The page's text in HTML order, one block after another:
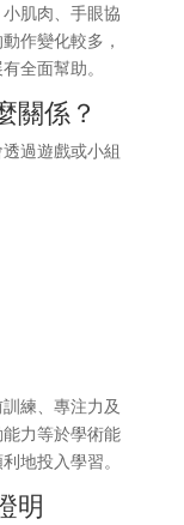
肌肉、手眼協
作變化較多，
全面幫助。
關係？
過遊戲或小組
練、專注力及
力等於學術能
地投入學習。
明